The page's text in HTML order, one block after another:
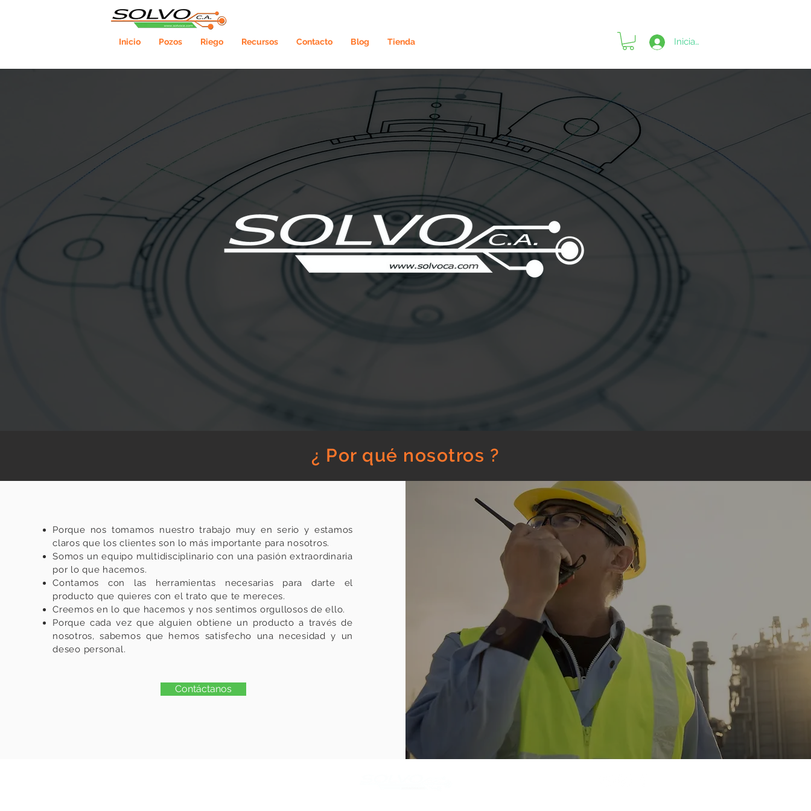
Inicio Pozos Riego Recursos Contacto Blog Tienda Iniciar sesión
¿ Por qué nosotros ?
Porque nos tomamos nuestro trabajo muy en serio y estamos
claros que los clientes son lo más importante para nosotros.
Somos un equipo multidisciplinario con una pasión extraordinaria
por lo que hacemos.
Contamos con las herramientas necesarias para darte el
producto que quieres con el trato que te mereces.
Creemos en lo que hacemos y nos sentimos orgullosos de ello.
Porque cada vez que alguien obtiene un producto a través de
nosotros, sabemos que hemos satisfecho una necesidad y un
deseo personal.
Contáctanos